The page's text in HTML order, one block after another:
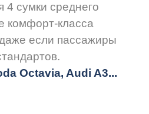
4 сумки среднего
комфорт-класса
если пассажиры
Octavia, Audi A3...